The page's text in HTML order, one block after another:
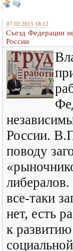
07.02.2015 18:12
Съезд Федерации
России
России.
поводу
все-таки
нет, есть
к